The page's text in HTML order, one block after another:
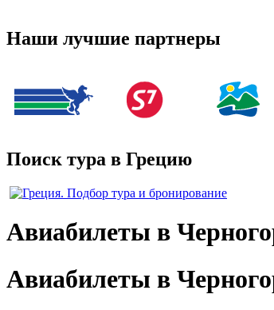
Наши лучшие партнеры
Поиск тура в Грецию
Авиабилеты в
Авиабилеты в